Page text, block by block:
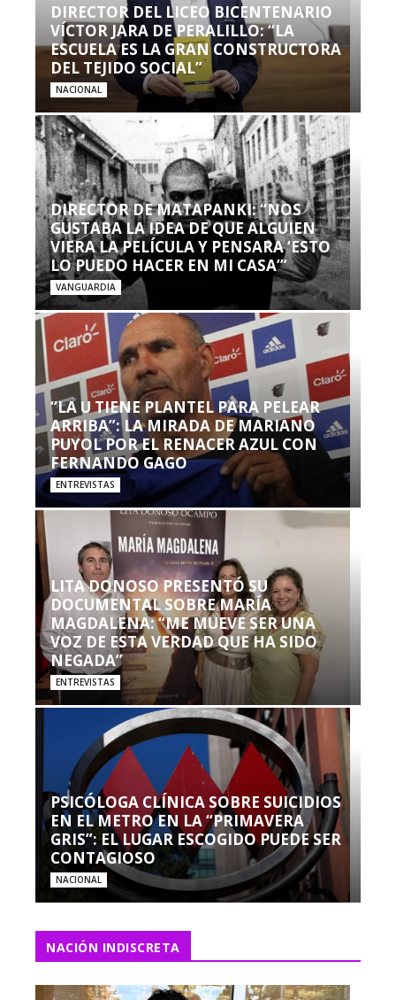
DIRECTOR DEL LICEO BICENTENARIO
VÍCTOR JARA DE PERALILLO: “LA
ESCUELA ES LA GRAN CONSTRUCTORA
DEL TEJIDO SOCIAL”
NACIONAL
DIRECTOR DE MATAPANKI: “NOS
GUSTABA LA IDEA DE QUE ALGUIEN
VIERA LA PELÍCULA Y PENSARA ‘ESTO
LO PUEDO HACER EN MI CASA’”
VANGUARDIA
“LA U TIENE PLANTEL PARA PELEAR
ARRIBA”: LA MIRADA DE MARIANO
PUYOL POR EL RENACER AZUL CON
FERNANDO GAGO
ENTREVISTAS
LITA DONOSO PRESENTÓ SU
DOCUMENTAL SOBRE MARÍA
MAGDALENA: “ME MUEVE SER UNA
VOZ DE ESTA VERDAD QUE HA SIDO
NEGADA”
ENTREVISTAS
PSICÓLOGA CLÍNICA SOBRE SUICIDIOS
EN EL METRO EN LA “PRIMAVERA
GRIS”: EL LUGAR ESCOGIDO PUEDE SER
CONTAGIOSO
NACIONAL
NACIÓN INDISCRETA